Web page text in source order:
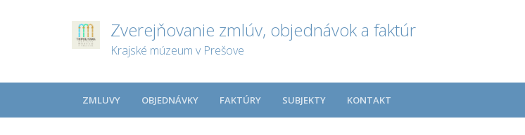
Zverejňovanie zmlúv, objednávok a faktúr
Krajské múzeum v Prešove
ZMLUVY OBJEDNÁVKY FAKTÚRY SUBJEKTY KONTAKT